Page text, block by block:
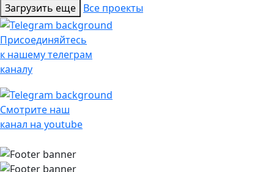
Загрузить еще Все проекты
Присоединяйтесь
к нашему телеграм
каналу
Смотрите наш
канал на youtube